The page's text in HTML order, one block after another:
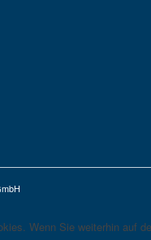
Wenn Sie weiterhin auf